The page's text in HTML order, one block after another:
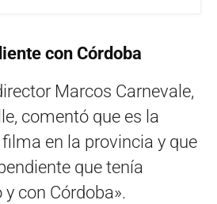
con Córdoba
Marcos Carnevale,
comentó que es la
en la provincia y que
que tenía
con Córdoba».